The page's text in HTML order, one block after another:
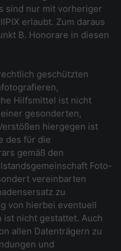
sind nur mit vorheriger
erlaubt. Zum daraus
B. Honorare in diesen
geschützten
Hilfsmittel ist nicht
gesonderten,
hiergegen ist
des für die
gemäß den
Foto-
vereinbarten
zu
von hierbei eventuell
nicht gestattet. Auch
allen Datenträgern zu
und